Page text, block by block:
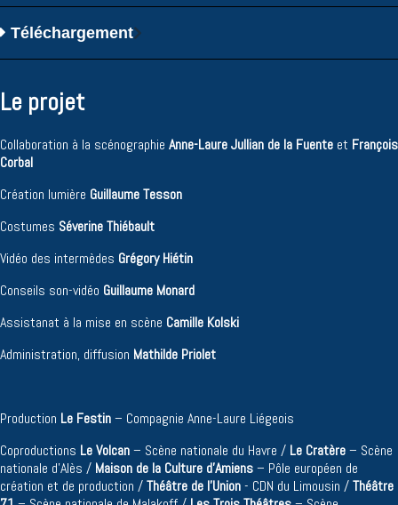
Téléchargement
Le projet
Collaboration à la scénographie Anne-Laure Jullian de la Fuente et François
Corbal
Création lumière Guillaume Tesson
Costumes Séverine Thiébault
Vidéo des intermèdes Grégory Hiétin
Conseils son-vidéo Guillaume Monard
Assistanat à la mise en scène Camille Kolski
Administration, diffusion Mathilde Priolet
Production Le Festin– Compagnie Anne-Laure Liégeois
Coproductions Le Volcan– Scène nationale du Havre / Le Cratère– Scène
nationale d’Alès / Maison de la Culture d’Amiens– Pôle européen de
création et de production /Théâtre de l'Union- CDN du Limousin /Théâtre